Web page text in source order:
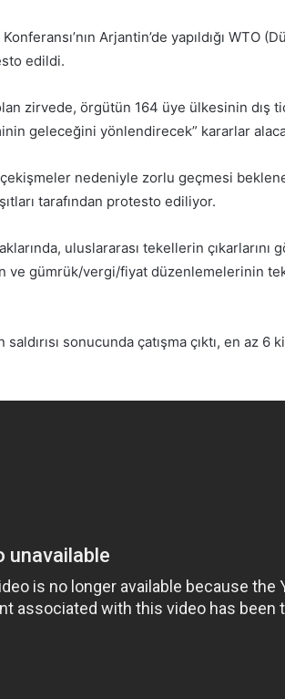
Arjantin’de yapıldığı WTO
edildi.
zirvede, örgütün 164 üye ülkesinin dış
geleceğini yönlendirecek” kararlar
nedeniyle zorlu geçmesi
tarafından protesto ediliyor.
uluslararası tekellerin çıkarlarını
ve gümrük/vergi/fiyat düzenlemelerinin
sonucunda çatışma çıktı, en az 6